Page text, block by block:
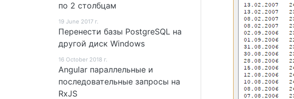
по 2 столбцам
19 June 2017 г.
Перенести базы PostgreSQL на
другой диск Windows
16 October 2018 г.
Angular параллельные и
последовательные запросы на
RxJS